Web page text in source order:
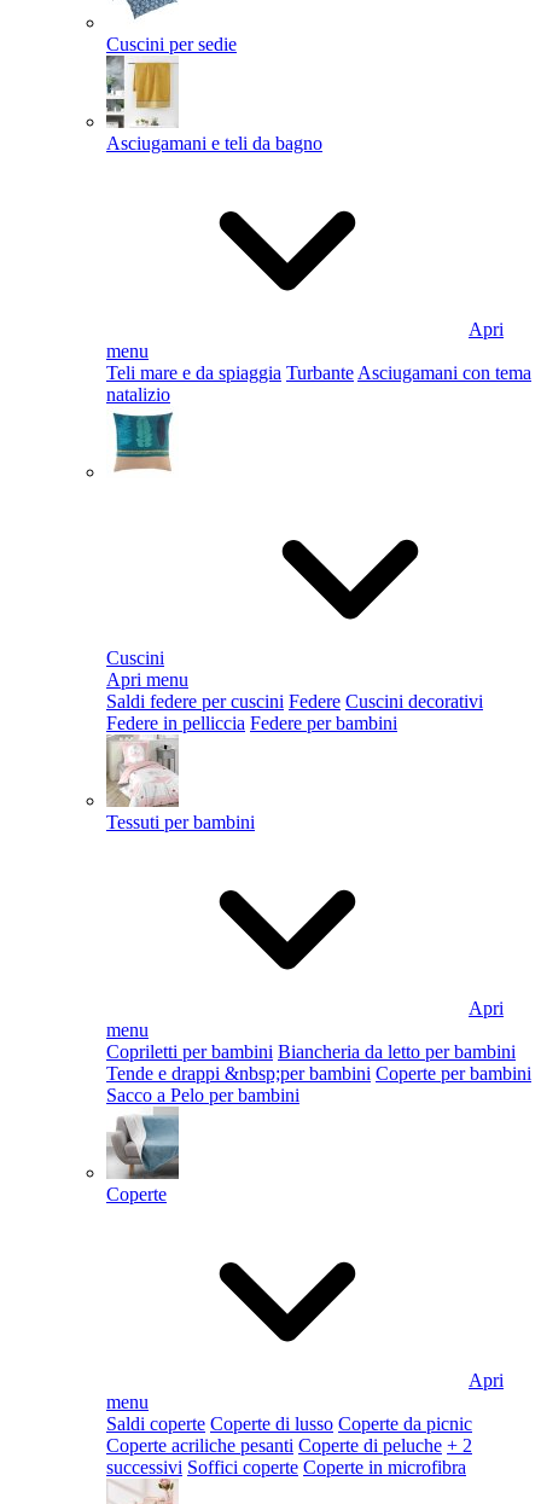
Cuscini per sedie
Asciugamani e teli da bagno
Apri
menu
Teli mare e da spiaggia Turbante Asciugamani con tema
natalizio
Cuscini
Apri menu
Saldi federe per cuscini Federe Cuscini decorativi
Federe in pelliccia Federe per bambini
Tessuti per bambini
Apri
menu
Copriletti per bambini Biancheria da letto per bambini
Tende e drappi &nbsp;per bambini Coperte per bambini
Sacco a Pelo per bambini
Coperte
Apri
menu
Saldi coperte Coperte di lusso Coperte da picnic
Coperte acriliche pesanti Coperte di peluche + 2
successivi Soffici coperte Coperte in microfibra